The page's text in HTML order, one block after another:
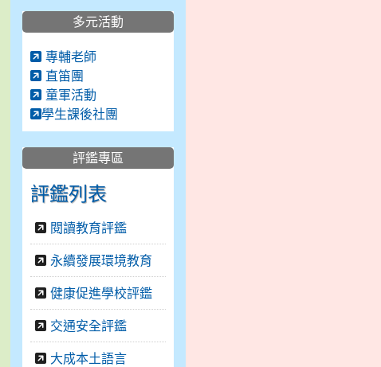
多元活動
專輔老師
直笛團
童軍活動
學生課後社團
評鑑專區
評鑑列表
閱讀教育評鑑
永續發展環境教育
健康促進學校評鑑
交通安全評鑑
大成本土語言